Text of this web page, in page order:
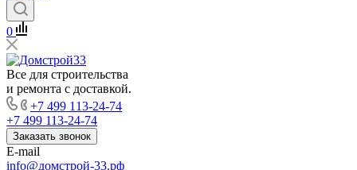
0
Все для строительства
и ремонта с доставкой.
+7 499 113-24-74
+7 499 113-24-74
Заказать звонок
E-mail
info@домстрой-33.рф